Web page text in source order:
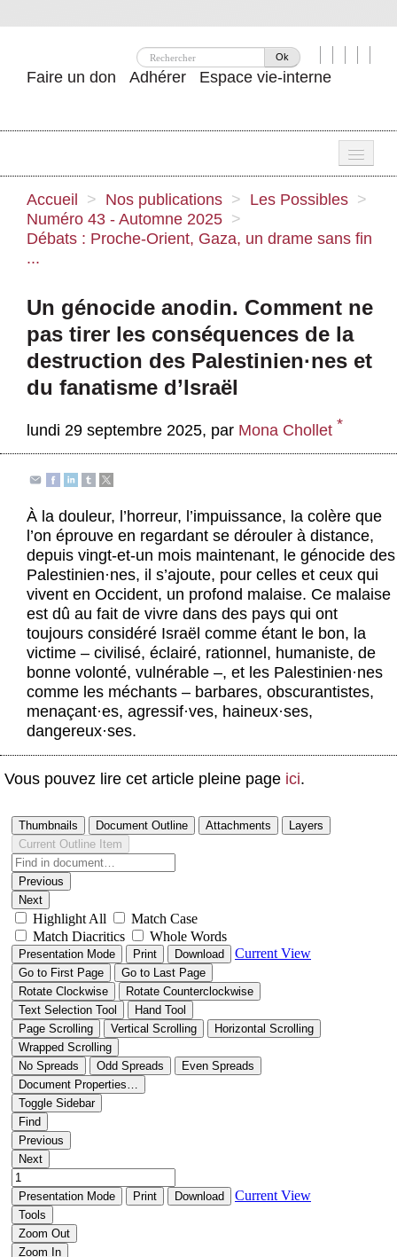
Ok
Faire un don Adhérer Espace vie-interne
Attac ?
Nos idées
Se mobiliser
Publications
Agenda
Accueil > Nos publications > Les Possibles >
Numéro 43 - Automne 2025 >
Débats : Proche-Orient, Gaza, un drame sans fin
...
Un génocide anodin. Comment ne
pas tirer les conséquences de la
destruction des Palestinien·nes et
du fanatisme d’Israël
lundi 29 septembre 2025, par Mona Chollet *
À la douleur, l’horreur, l’impuissance, la colère que
l’on éprouve en regardant se dérouler à distance,
depuis vingt-et-un mois maintenant, le génocide des
Palestinien·nes, il s’ajoute, pour celles et ceux qui
vivent en Occident, un profond malaise. Ce malaise
est dû au fait de vivre dans des pays qui ont
toujours considéré Israël comme étant le bon, la
victime – civilisé, éclairé, rationnel, humaniste, de
bonne volonté, vulnérable –, et les Palestinien·nes
comme les méchants – barbares, obscurantistes,
menaçant·es, agressif·ves, haineux·ses,
dangereux·ses.
Vous pouvez lire cet article pleine page ici.